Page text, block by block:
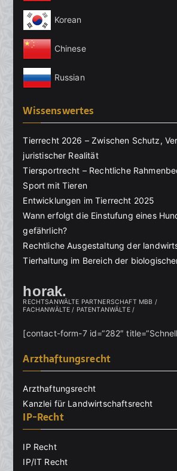
Korean
Chinese
Russian
Wissenswertes
Tierrecht 2026 – Zwischen Schutz,
juristischer Realität
Tiersportrecht – Rechtliche
Sport mit Tieren
Entwicklungen im Tierrecht 2025
Wann erfolgt die Einstufung eines
gefährlich?
Rechtliche Ausgestaltung der
Tierhaltung im Bereich der
horak.
RECHTSANWÄLTE PARTNERSCHAFT MBB /
FACHANWÄLTE / PATENTANWÄLTE /
[contact-form-7 id=“282″
Arzthaftungsrecht
Arzthaftungsrecht
Kanzlei für Landwirtschaftsrecht
IP-Recht
IP Recht
IP/IT Recht